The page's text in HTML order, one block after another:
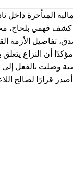
المتأخرة داخل
كشف فهمي بلحاج،
تفاصيل الأزمة
مؤكدًا أن النزاع
وصلت بالفعل إلى
قرارًا لصالح